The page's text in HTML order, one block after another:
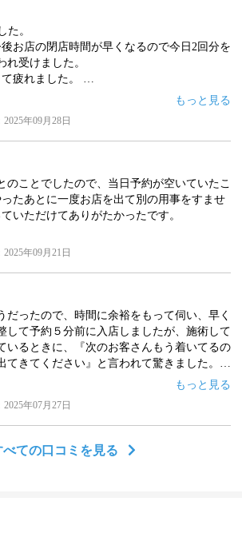
た。
お店の閉店時間が早くなるので今日2回分を
れ受けました。
疲れました。
と思っていましたが、全く無く、初めてでと
、左右の場所もずれていて、かなり適当でし
もありませんでした。
くなっていません。
す。
もっと見る
年09月28日
のことでしたので、当日予約が空いていたこ
たあとに一度お店を出て別の用事をすませ
いただけてありがたかったです。
年09月21日
だったので、時間に余裕をもって伺い、早く
して予約５分前に入店しましたが、施術して
いるときに、『次のお客さんもう着いてるの
てきてください』と言われて驚きました。ク
に扱われてしまうのでしょうかね。よかった
た。
もっと見る
年07月27日
べての口コミを見る